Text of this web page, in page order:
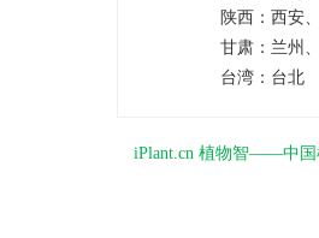
陕西： 西安
甘肃： 兰州
台湾： 台北
iPlant.cn 植物智——中国